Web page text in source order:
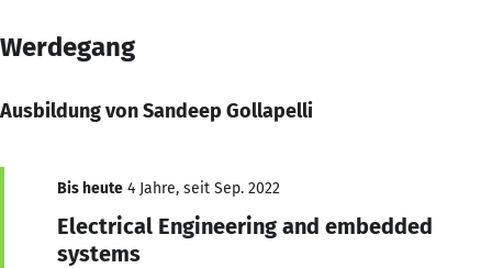
Werdegang
Ausbildung von Sandeep Gollapelli
Bis heute 4 Jahre, seit Sep. 2022
Electrical Engineering and embedded
systems